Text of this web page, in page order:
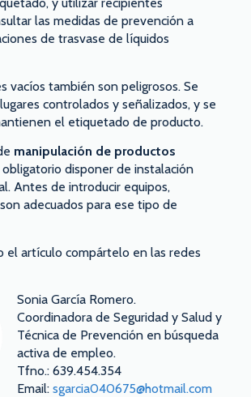
y utilizar recipientes
las medidas de prevención a
de trasvase de líquidos
vacíos también son peligrosos. Se
controlados y señalizados, y se
el etiquetado de producto.
manipulación de productos
obligatorio disponer de instalación
Antes de introducir equipos,
adecuados para ese tipo de
el artículo compártelo en las redes
Sonia García Romero.
Coordinadora de Seguridad y Salud y
Técnica de Prevención en búsqueda
activa de empleo.
Tfno.: 639.454.354
Email: sgarcia040675@hotmail.com